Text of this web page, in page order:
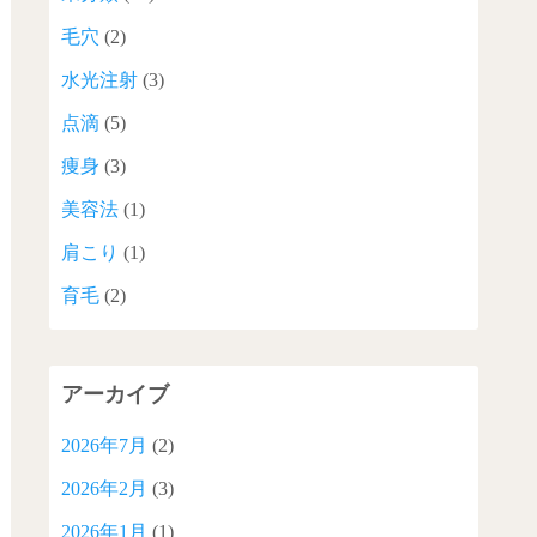
毛穴 (2)
水光注射 (3)
点滴 (5)
痩身 (3)
美容法 (1)
肩こり (1)
育毛 (2)
アーカイブ
2026年7月 (2)
2026年2月 (3)
2026年1月 (1)